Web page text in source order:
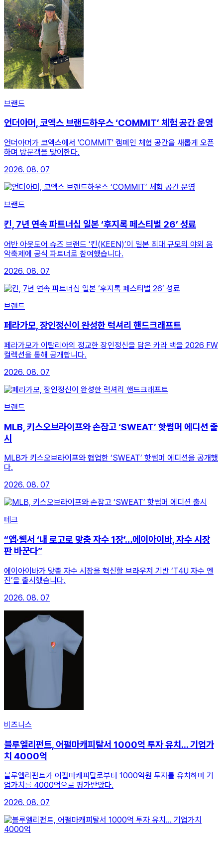
브랜드
언더아머, 코엑스 브랜드하우스 ‘COMMIT’ 체험 공간 운영
언더아머가 코엑스에서 'COMMIT' 캠페인 체험 공간을 새롭게 오픈
하며 방문객을 맞이한다.
2026. 08. 07
브랜드
킨, 7년 연속 파트너십 일본 ‘후지록 페스티벌 26’ 성료
어반 아웃도어 슈즈 브랜드 ‘킨(KEEN)’이 일본 최대 규모의 야외 음
악축제에 공식 파트너로 참여했습니다.
2026. 08. 07
브랜드
페라가모, 장인정신이 완성한 럭셔리 핸드크래프트
페라가모가 이탈리아의 정교한 장인정신을 담은 카라 백을 2026 FW
컬렉션을 통해 공개합니다.
2026. 08. 07
브랜드
MLB, 키스오브라이프와 손잡고 ‘SWEAT’ 핫썸머 에디션 출
시
MLB가 키스오브라이프와 협업한 ‘SWEAT’ 핫썸머 에디션을 공개했
다.
2026. 08. 07
테크
“앱·웹서 ‘내 로고로 맞춤 자수 1장’…에이아이바, 자수 시장
판 바꾼다”
에이아이바가 맞춤 자수 시장을 혁신할 브라우저 기반 ‘T4U 자수 엔
진’을 출시했습니다.
2026. 08. 07
비즈니스
블루엘리펀트, 어펄마캐피탈서 1000억 투자 유치... 기업가
치 4000억
블루엘리펀트가 어펄마캐피탈로부터 1000억원 투자를 유치하며 기
업가치를 4000억으로 평가받았다.
2026. 08. 07